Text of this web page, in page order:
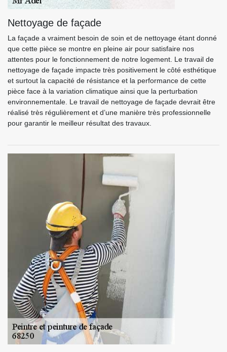
Nettoyage de façade
La façade a vraiment besoin de soin et de nettoyage étant donné
que cette pièce se montre en pleine air pour satisfaire nos
attentes pour le fonctionnement de notre logement. Le travail de
nettoyage de façade impacte très positivement le côté esthétique
et surtout la capacité de résistance et la performance de cette
pièce face à la variation climatique ainsi que la perturbation
environnementale. Le travail de nettoyage de façade devrait être
réalisé très régulièrement et d’une manière très professionnelle
pour garantir le meilleur résultat des travaux.